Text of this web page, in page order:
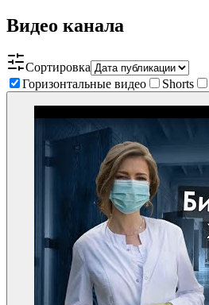
Видео канала
Сортировка
Горизонтальные видео
Shorts